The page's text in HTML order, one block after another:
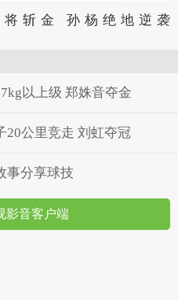
金 孙杨绝地逆袭
以上级 郑姝音夺金
20公里竞走 刘虹夺冠
事分享球技
影音客户端